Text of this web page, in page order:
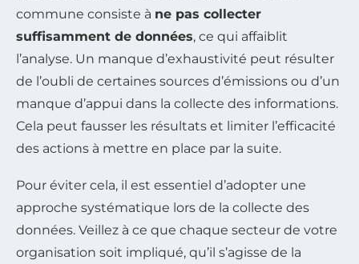
commune consiste à ne pas collecter
suffisamment de données, ce qui affaiblit
l’analyse. Un manque d’exhaustivité peut résulter
de l’oubli de certaines sources d’émissions ou d’un
manque d’appui dans la collecte des informations.
Cela peut fausser les résultats et limiter l’efficacité
des actions à mettre en place par la suite.
Pour éviter cela, il est essentiel d’adopter une
approche systématique lors de la collecte des
données. Veillez à ce que chaque secteur de votre
organisation soit impliqué, qu’il s’agisse de la